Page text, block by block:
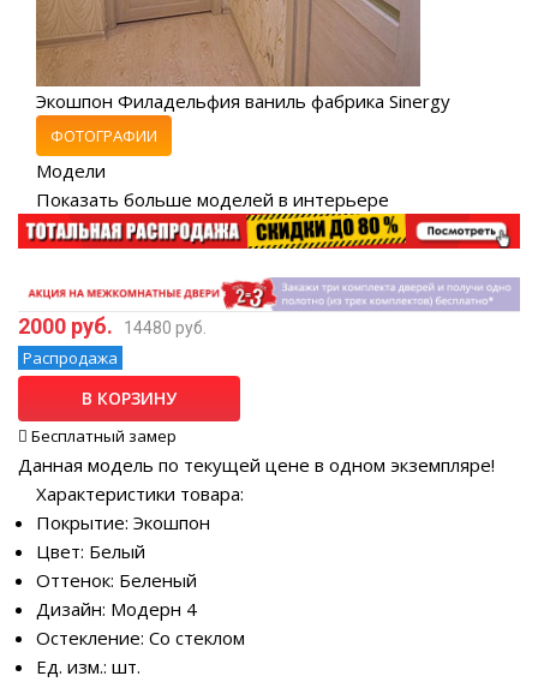
Экошпон Филадельфия ваниль фабрика Sinergy
ФОТОГРАФИИ
Модели
Показать больше моделей в интерьере
2000 руб. 14480 руб.
Распродажа
В КОРЗИНУ
Бесплатный замер
Данная модель по текущей цене в одном экземпляре!
Характеристики товара:
Покрытие: Экошпон
Цвет: Белый
Оттенок: Беленый
Дизайн: Модерн 4
Остекление: Со стеклом
Ед. изм.: шт.